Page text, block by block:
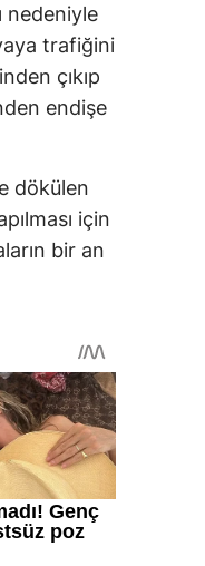
nedeniyle
trafiğini
çıkıp
endişe
dökülen
için
bir an